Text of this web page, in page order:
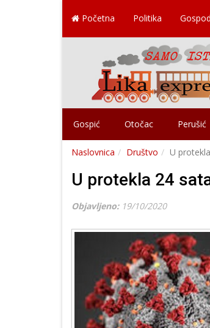
Početna Politika
Gospić Otočac Perušić
Naslovnica Društvo U
U protekla 24
Objavljeno: 19/10/2020